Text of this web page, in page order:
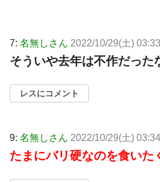
7: 名無しさん 2022/10/29(土)
そういや去年は不作だった
レスにコメント
9: 名無しさん 2022/10/29(土)
たまにバリ硬なのを食いた